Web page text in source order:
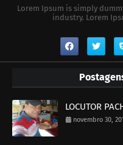
Lorem Ipsum is simply
industry. Lorem
LOCUTOR
novembro 30,